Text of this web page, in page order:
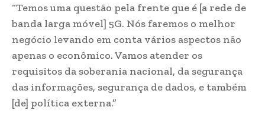
“Temos uma questão pela frente que é [a rede de
banda larga móvel] 5G. Nós faremos o melhor
negócio levando em conta vários aspectos não
apenas o econômico. Vamos atender os
requisitos da soberania nacional, da segurança
das informações, segurança de dados, e também
[de] política externa.”